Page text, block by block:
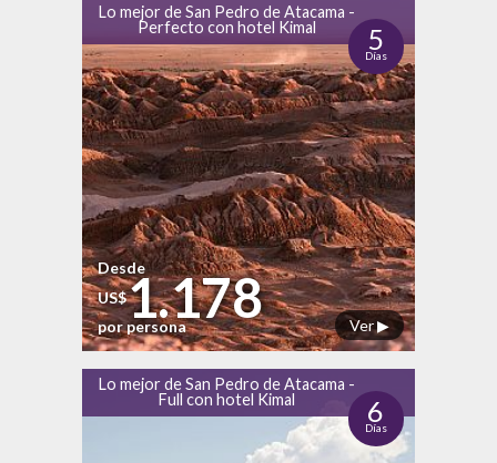
Lo mejor de San Pedro de Atacama -
Perfecto con hotel Kimal
5
Días
Ver ▶
Desde
US$1.178
por persona
Lo mejor de San Pedro de Atacama -
Full con hotel Kimal
6
Días